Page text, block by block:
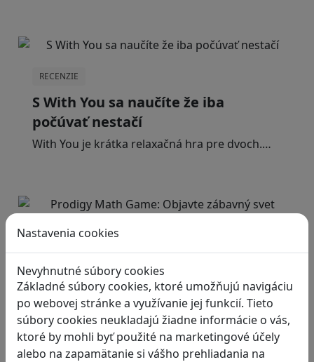
Nastavenia cookies
Nevyhnutné súbory cookies
Základné súbory cookies, ktoré umožňujú navigáciu
po webovej stránke a využívanie jej funkcií. Tieto
súbory cookies neukladajú žiadne informácie o vás,
ktoré by mohli byť použité na marketingové účely
alebo na zapamätanie si vášho prehliadania na
RECENZIE
S With You sa naučíte že iba
počúvať nestačí
With You je krátka relaxačná hra pre dvoch.…
RECENZIE
Prodigy Math Game: Objavte
zábavný svet matematiky, ktorý
deti motivuje k učeniu
Prodigy Math Game je vzdelávacia hra, ktorá…